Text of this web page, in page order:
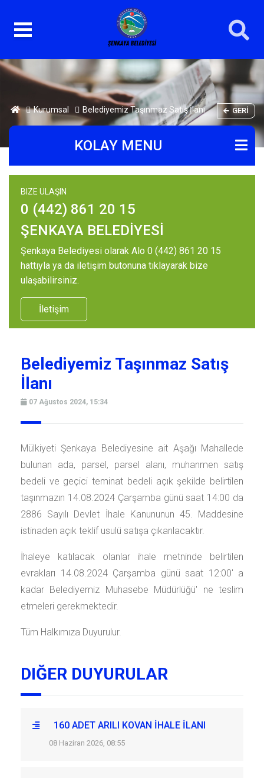
Kurumsal Belediyemiz Taşınmaz Satış İlanı GERI
KOLAY MENU
BIZE ULAŞIN
0 (442) 861 20 15
ŞENKAYA BELEDİYESİ
Şenkaya Belediyesi olarak Alo 0 (442) 861 20 15
hattıyla ya da iletişim butonuna tıklayarak bize
ulaşabilirsiniz.
İletişim
Belediyemiz Taşınmaz Satış
İlanı
07 Ağustos 2024, 15:34
Mülkiyeti Şenkaya Belediyesine ait Aşağı Mahallede
bulunan ada, parsel, parsel alanı, muhanmen satış
bedeli ve geçici teminat bedeli açık şekilde belirtilen
taşınmazın 14.08.2024 Çarşamba günü saat 14:00 da
2886 Sayılı Devlet İhale Kanununun 45. Maddesine
istinaden açık teklif usulü satışa çıkarılacaktır.
İhaleye katılacak olanlar ihale metninde belirtilen
evrakları 14.08.2024 Çarşamba günü saat 12:00' a
kadar Belediyemiz Muhasebe Müdürlüğü' ne teslim
etmeleri gerekmektedir.
Tüm Halkımıza Duyurulur.
DIĞER DUYURULAR
160 ADET ARILI KOVAN İHALE İLANI
08 Haziran 2026, 08:55